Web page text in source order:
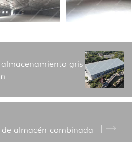
gris
almacén combinada